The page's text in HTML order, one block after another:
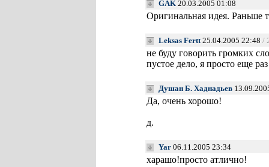
GAK 20.03.2005 01:08
Оригинальная идея. Раньше
Leksas Fertt25.04.2005 22:48 /
не буду говорить громких
пустое дело, я просто еще
Душан Б. Хаднадьев
Да, очень хорошо!
д.
Yar 06.11.2005 23:34
харашо!просто атлично!